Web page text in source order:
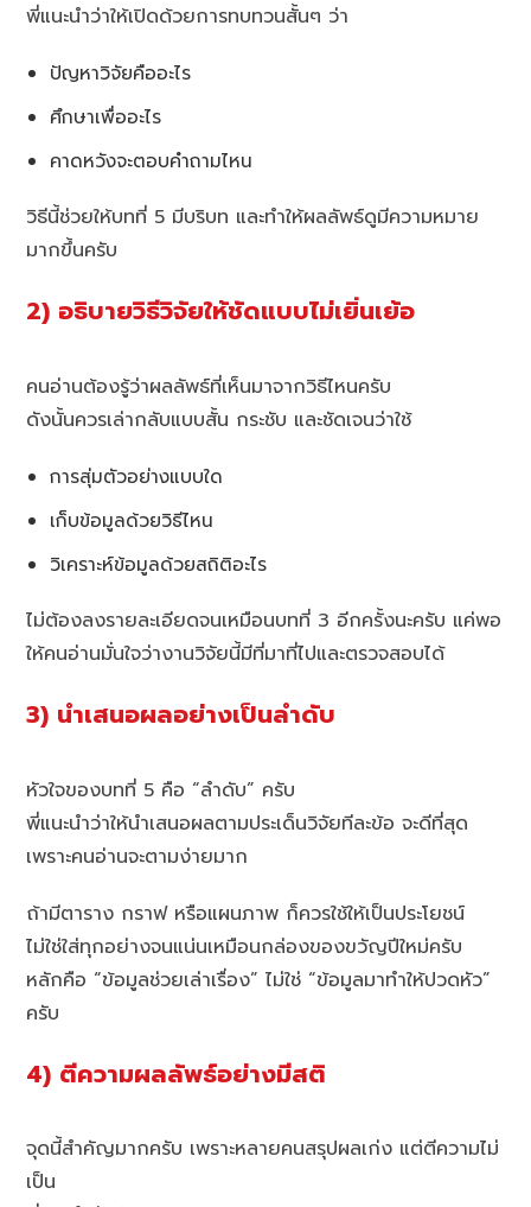
พี่แนะนำว่าให้เปิดด้วยการทบทวนสั้นๆ ว่า
ปัญหาวิจัยคืออะไร
ศึกษาเพื่ออะไร
คาดหวังจะตอบคำถามไหน
วิธีนี้ช่วยให้บทที่ 5 มีบริบท และทำให้ผลลัพธ์ดูมีความหมาย
มากขึ้นครับ
2) อธิบายวิธีวิจัยให้ชัดแบบไม่เยิ่นเย้อ
คนอ่านต้องรู้ว่าผลลัพธ์ที่เห็นมาจากวิธีไหนครับ
ดังนั้นควรเล่ากลับแบบสั้น กระชับ และชัดเจนว่าใช้
การสุ่มตัวอย่างแบบใด
เก็บข้อมูลด้วยวิธีไหน
วิเคราะห์ข้อมูลด้วยสถิติอะไร
ไม่ต้องลงรายละเอียดจนเหมือนบทที่ 3 อีกครั้งนะครับ แค่พอ
ให้คนอ่านมั่นใจว่างานวิจัยนี้มีที่มาที่ไปและตรวจสอบได้
3) นำเสนอผลอย่างเป็นลำดับ
หัวใจของบทที่ 5 คือ “ลำดับ” ครับ
พี่แนะนำว่าให้นำเสนอผลตามประเด็นวิจัยทีละข้อ จะดีที่สุด
เพราะคนอ่านจะตามง่ายมาก
ถ้ามีตาราง กราฟ หรือแผนภาพ ก็ควรใช้ให้เป็นประโยชน์
ไม่ใช่ใส่ทุกอย่างจนแน่นเหมือนกล่องของขวัญปีใหม่ครับ
หลักคือ “ข้อมูลช่วยเล่าเรื่อง” ไม่ใช่ “ข้อมูลมาทำให้ปวดหัว”
ครับ
4) ตีความผลลัพธ์อย่างมีสติ
จุดนี้สำคัญมากครับ เพราะหลายคนสรุปผลเก่ง แต่ตีความไม่
เป็น